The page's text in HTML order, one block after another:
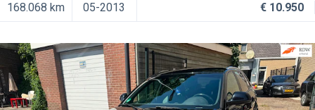
168.068 km 05-2013 € 10.950